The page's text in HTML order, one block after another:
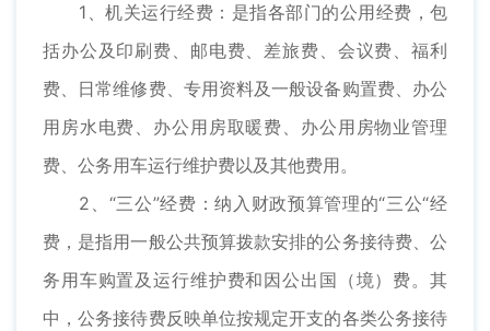
1、机关运行经费：是指各部门的公用经费，包
括办公及印刷费、邮电费、差旅费、会议费、福利
费、日常维修费、专用资料及一般设备购置费、办公
用房水电费、办公用房取暖费、办公用房物业管理
费、公务用车运行维护费以及其他费用。
2、“三公”经费：纳入财政预算管理的“三公“经
费，是指用一般公共预算拨款安排的公务接待费、公
务用车购置及运行维护费和因公出国（境）费。其
中，公务接待费反映单位按规定开支的各类公务接待